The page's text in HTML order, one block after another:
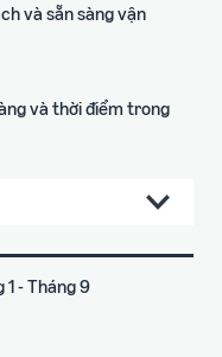
và sẵn sàng vận
và thời điểm trong
1 - Tháng 9